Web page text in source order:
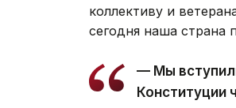
коллективу и
сегодня наша страна
— Мы
Конституции